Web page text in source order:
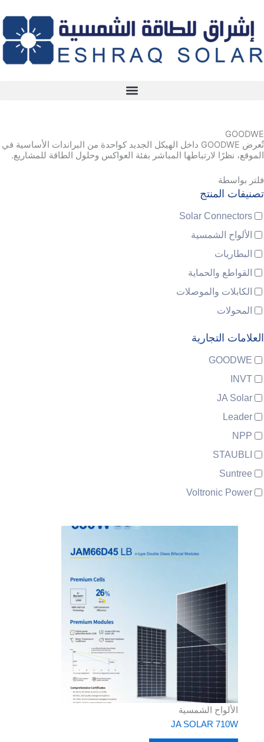
إلى
المحتوى
GOODWE
تُعرض GOODWE داخل الهيكل الجديد كواحدة من البراندات الأساسية في
الموقع، نظرًا لارتباطها المباشر بفئة العواكس وحلول الطاقة للمشاريع.
فلتر بواسطة
تصنيفات المنتج
Solar Connectors
الألواح الشمسية
البطاريات
القواطع والحماية
الكابلات والموصلات
المحولات
العلامات التجارية
GOODWE
INVT
JA Solar
Leader
NPP
STAUBLI
Suntree
Voltronic Power
الألواح الشمسية
JA SOLAR 710W